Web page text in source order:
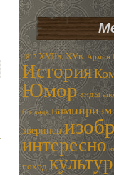
1812 XVIIв.XVв. Армин
История
Юморанды
блокада вампиризм
зверинец
интересно
поход